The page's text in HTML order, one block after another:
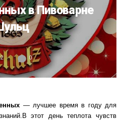
в Пивоварне
0
— лучшее время в году для
этот день теплота чувств